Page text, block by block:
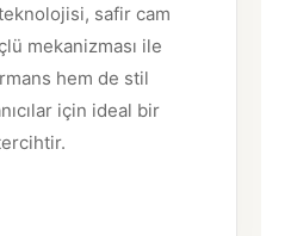
safir cam
mekanizması ile
hem de stil
için ideal bir